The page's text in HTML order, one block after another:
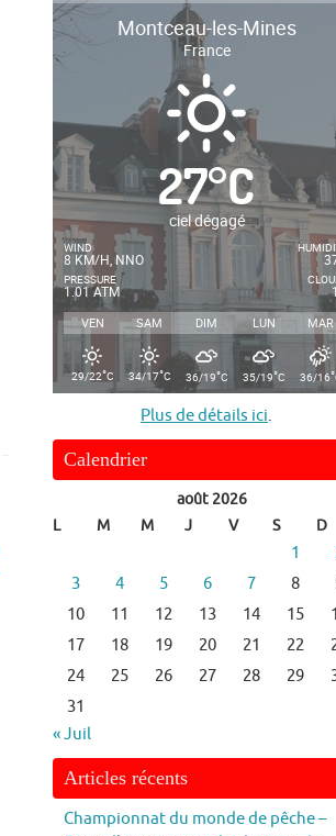
Montceau-les-Mines
France
27°C
ciel dégagé
WIND
8 KM/H, NNO
PRESSURE
1.01 ATM
VEN SAM DIM LUN MAR
29/22°C 34/17°C 36/19°C 35/19°C 36/16°
Plus de détails ici.
Calendrier
août 2026
L
M M J V S D
1
3
4 5 6 7 8
10
11 12 13 14 15
17
18 19 20 21 22
24
25 26 27 28 29
31
« Juil
Articles récents
Championnat du monde de pêche –